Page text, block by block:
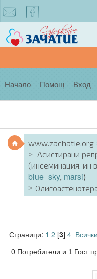
facebook
Начало Помощ Вход
www.zachatie.org
Асистирани
(инсеминация, ин
blue_sky, marsi)
Страници: 1 2[3] 4 Всички
0 Потребители и 1 Гост